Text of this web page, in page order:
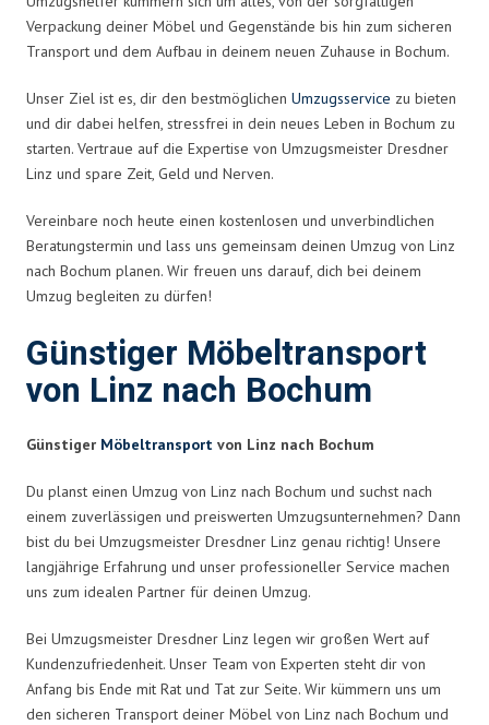
Verpackung deiner Möbel und Gegenstände bis hin zum sicheren
Transport und dem Aufbau in deinem neuen Zuhause in Bochum.
Unser Ziel ist es, dir den bestmöglichen Umzugsservice zu bieten
und dir dabei helfen, stressfrei in dein neues Leben in Bochum zu
starten. Vertraue auf die Expertise von Umzugsmeister Dresdner
Linz und spare Zeit, Geld und Nerven.
Vereinbare noch heute einen kostenlosen und unverbindlichen
Beratungstermin und lass uns gemeinsam deinen Umzug von Linz
nach Bochum planen. Wir freuen uns darauf, dich bei deinem
Umzug begleiten zu dürfen!
Günstiger Möbeltransport
von Linz nach Bochum
Günstiger Möbeltransport von Linz nach Bochum
Du planst einen Umzug von Linz nach Bochum und suchst nach
einem zuverlässigen und preiswerten Umzugsunternehmen? Dann
bist du bei Umzugsmeister Dresdner Linz genau richtig! Unsere
langjährige Erfahrung und unser professioneller Service machen
uns zum idealen Partner für deinen Umzug.
Bei Umzugsmeister Dresdner Linz legen wir großen Wert auf
Kundenzufriedenheit. Unser Team von Experten steht dir von
Anfang bis Ende mit Rat und Tat zur Seite. Wir kümmern uns um
den sicheren Transport deiner Möbel von Linz nach Bochum und